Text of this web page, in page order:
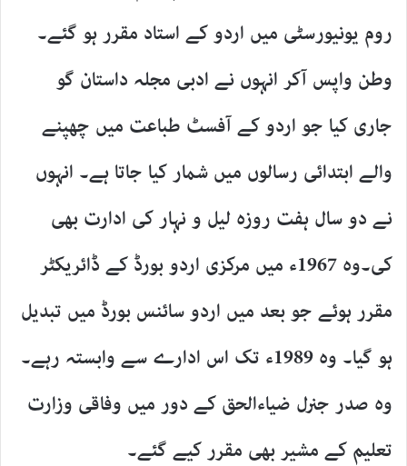
روم یونیورسٹی میں اردو کے استاد مقرر ہو گئے۔
وطن واپس آکر انہوں نے ادبی مجلہ داستان گو
جاری کیا جو اردو کے آفسٹ طباعت میں چھپنے
والے ابتدائی رسالوں میں شمار کیا جاتا ہے۔ انہوں
نے دو سال ہفت روزہ لیل و نہار کی ادارت بھی
کی۔وہ 1967ء میں مرکزی اردو بورڈ کے ڈائریکٹر
مقرر ہوئے جو بعد میں اردو سائنس بورڈ میں تبدیل
ہو گیا۔ وہ 1989ء تک اس ادارے سے وابستہ رہے۔
وہ صدر جنرل ضیاءالحق کے دور میں وفاقی وزارت
تعلیم کے مشیر بھی مقرر کیے گئے۔